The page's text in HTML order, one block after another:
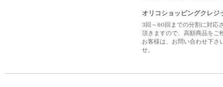
オリコショッピングクレジ
3回～60回までの分割に対応
頂きますので、高額商品をご
お客様は、お問い合わせ下さ
せ。